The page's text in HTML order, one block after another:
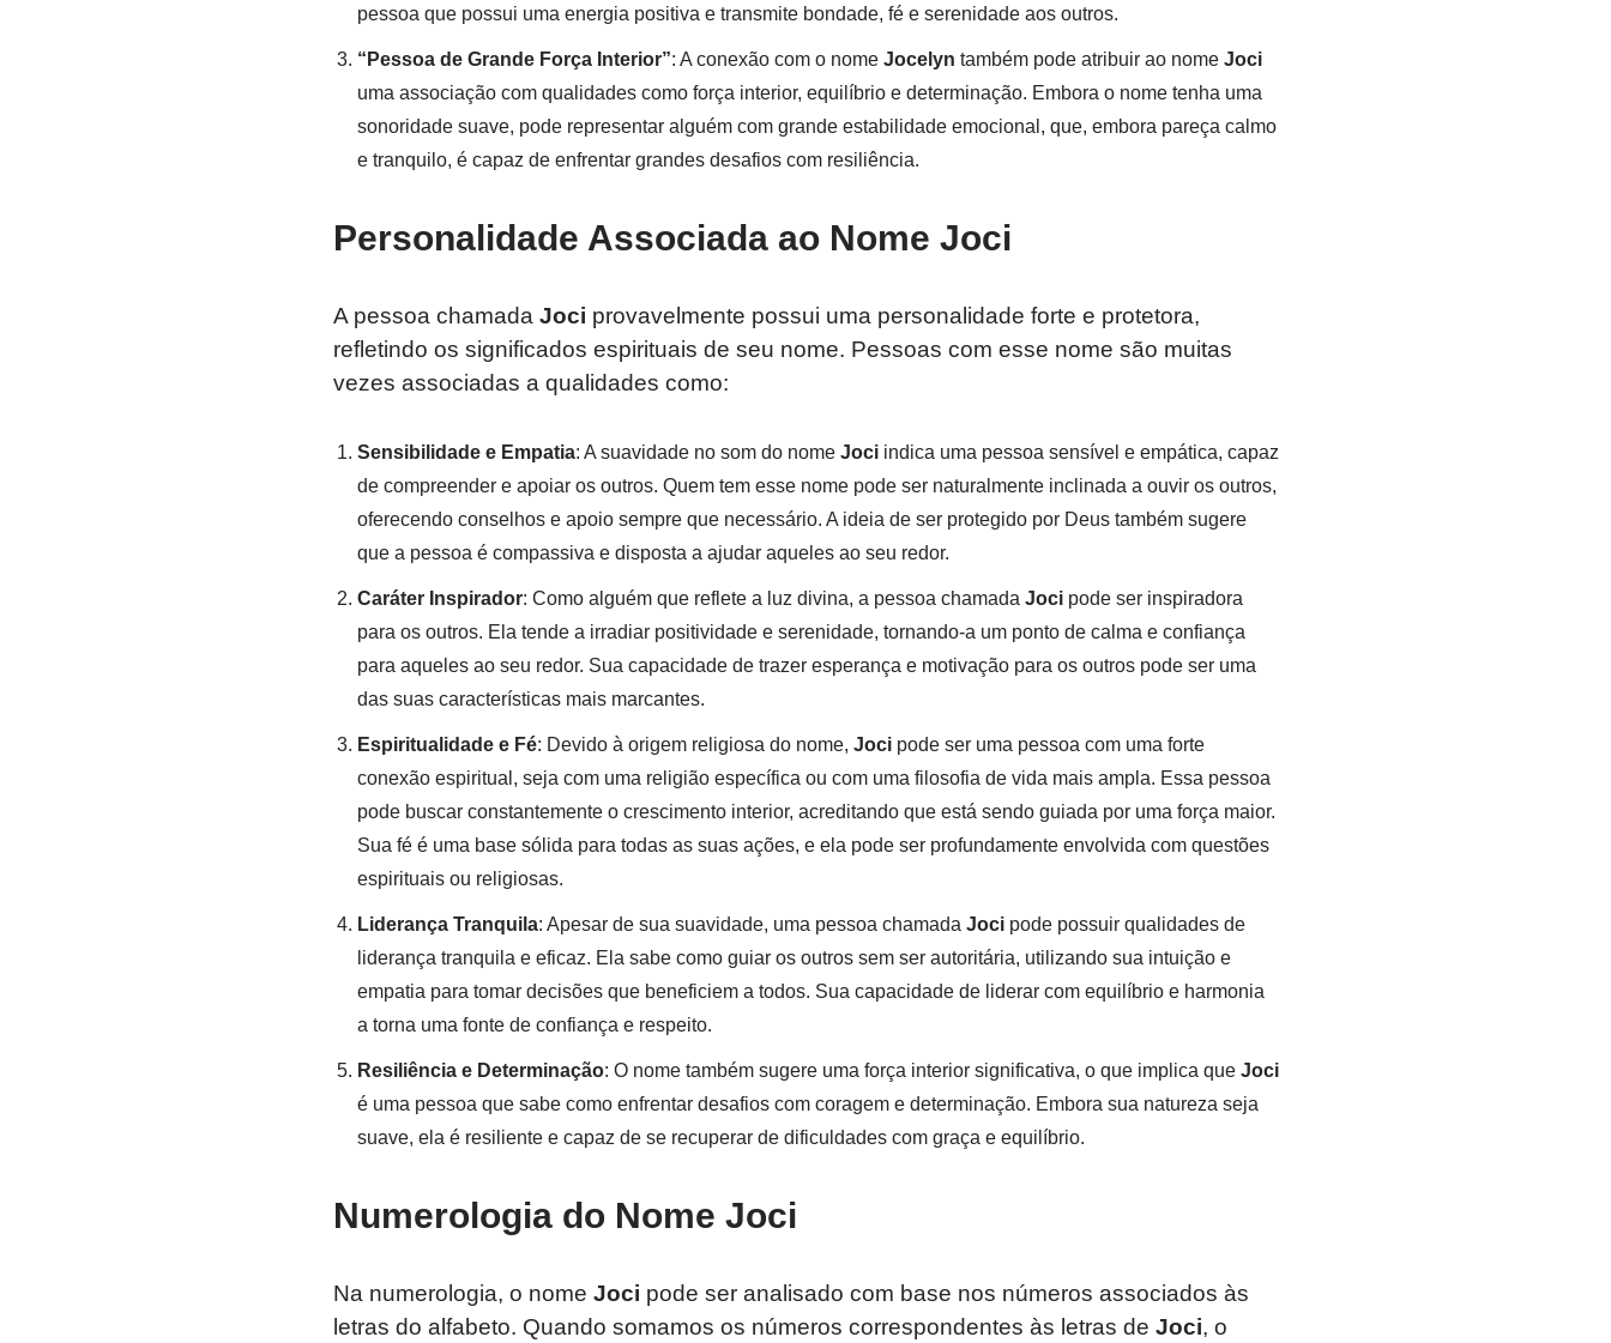
pessoa que possui uma energia positiva e transmite bondade, fé e serenidade aos outros.
“Pessoa de Grande Força Interior”: A conexão com o nome Jocelyn também pode atribuir ao nome Joci
uma associação com qualidades como força interior, equilíbrio e determinação. Embora o nome tenha uma
sonoridade suave, pode representar alguém com grande estabilidade emocional, que, embora pareça calmo
e tranquilo, é capaz de enfrentar grandes desafios com resiliência.
Personalidade Associada ao Nome Joci
A pessoa chamada Joci provavelmente possui uma personalidade forte e protetora,
refletindo os significados espirituais de seu nome. Pessoas com esse nome são muitas
vezes associadas a qualidades como:
Sensibilidade e Empatia: A suavidade no som do nome Jociindica uma pessoa sensível e empática, capaz
de compreender e apoiar os outros. Quem tem esse nome pode ser naturalmente inclinada a ouvir os outros,
oferecendo conselhos e apoio sempre que necessário. A ideia de ser protegido por Deus também sugere
que a pessoa é compassiva e disposta a ajudar aqueles ao seu redor.
Caráter Inspirador: Como alguém que reflete a luz divina, a pessoa chamada Jocipode ser inspiradora
para os outros. Ela tende a irradiar positividade e serenidade, tornando-a um ponto de calma e confiança
para aqueles ao seu redor. Sua capacidade de trazer esperança e motivação para os outros pode ser uma
das suas características mais marcantes.
Espiritualidade e Fé: Devido à origem religiosa do nome, Jocipode ser uma pessoa com uma forte
conexão espiritual, seja com uma religião específica ou com uma filosofia de vida mais ampla. Essa pessoa
pode buscar constantemente o crescimento interior, acreditando que está sendo guiada por uma força maior.
Sua fé é uma base sólida para todas as suas ações, e ela pode ser profundamente envolvida com questões
espirituais ou religiosas.
Liderança Tranquila: Apesar de sua suavidade, uma pessoa chamada Jocipode possuir qualidades de
liderança tranquila e eficaz. Ela sabe como guiar os outros sem ser autoritária, utilizando sua intuição e
empatia para tomar decisões que beneficiem a todos. Sua capacidade de liderar com equilíbrio e harmonia
a torna uma fonte de confiança e respeito.
Resiliência e Determinação: O nome também sugere uma força interior significativa, o que implica que Joci
é uma pessoa que sabe como enfrentar desafios com coragem e determinação. Embora sua natureza seja
suave, ela é resiliente e capaz de se recuperar de dificuldades com graça e equilíbrio.
Numerologia do Nome Joci
Na numerologia, o nome Joci pode ser analisado com base nos números associados às
letras do alfabeto. Quando somamos os números correspondentes às letras de Joci, o